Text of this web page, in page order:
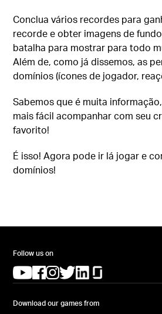
Conclua vários recordes para
recorde e obter imagens de
batalha para mostrar para todo
Além de, como já dissemos, as
domínios (ícones de jogador,
Sabemos que é muita
mais fácil acompanhar com seu
favorito!
É isso! Agora pode ir lá jogar e
domínios!
Follow us on
(opens in a new tab)
(opens in a new tab)
(opens in a new tab)
(opens in a new tab)
(opens in a new tab)
Download our games from